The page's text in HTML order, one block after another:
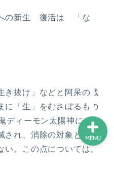
への新生 復活は 「な
き抜け」などと阿呆の戯
「生」をむさぼるもの
ィーモン太陽神によっ
れ、消除の対象となる
い。この点については。
MENU
プロフィール